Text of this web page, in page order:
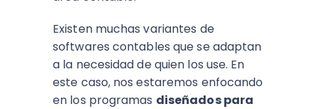
Existen muchas variantes de
softwares contables que se adaptan
a la necesidad de quien los use. En
este caso, nos estaremos enfocando
en los programas diseñados para